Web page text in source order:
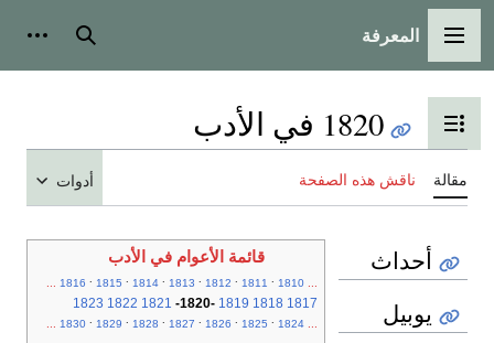
القائمة الرئيسية
المعرفة بحث
تبديل عرض جدول المحتويات
1820 في الأدب
مقالة ناقش هذه الصفحة أدوات
قائمة الأعوام في الأدب
...
1810
1811
1812
1813
1814
1815
1816
...
1817
1818
1819
-
1820
-
1821
1822
1823
...
1824
1825
1826
1827
1828
1829
1830
...
أحداث
يوبيل